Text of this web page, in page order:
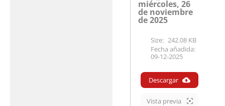
miércoles, 26
de noviembre
de 2025
Size: 242.08 KB
Fecha añadida:
09-12-2025
Descargar
Vista previa